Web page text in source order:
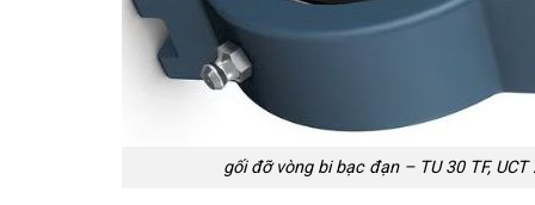
gối đỡ vòng bi bạc đạn – TU 30 TF, UCT